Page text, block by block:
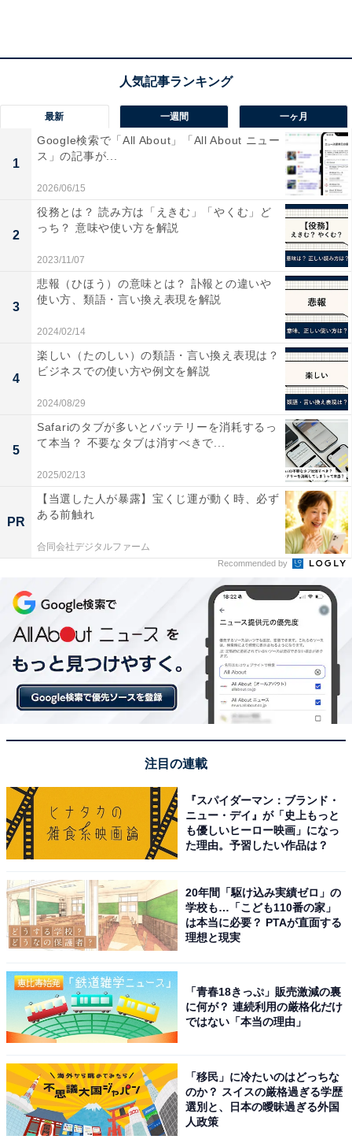
希望年収は「401万円以上」が過半数
キャプションヤングキャリアと第二新卒の「希望年収​​​​​」​
転職後の希望年収について、ヤングキャリアの過半数が
「401万円以上」と回答。「501万円以上」を希望する割
一方で、第二新卒は「301万円～400万円」（33.8％）が
最多でした。次いで「401万円以上」（30.6％）と続く
結果に。同じ20代でも、社会人の経験年数によって希望
＞＞次ページ：転職後の年収、何万円アップが希望？
【おすすめ記事】
・
「月収25万円で出社勤務」VS「月収18万円でテレワー
ク勤務」5.6倍の大差で勝ったのは？
・
4000人調査「仕事を辞めたいと思ったことアリ」8割以
上。Z世代のみ「給与」が理由1位、その他世代は？
・
女性が「転職で役立たなかったと思う資格」 2位「英
検」を抑えた圧倒的1位は？
・
「仕事がつまらない瞬間」ランキング！ 2位「評価・感
・
「自分の会社の好きなところ」ランキング！ 2位「休日
のとりやすさ」、1位は？
最新 一週間 一ヶ月
1
Google検索で「All About」「All About ニュー
ス」の記事が...
2026/06/15
2
役務とは？ 読み方は「えきむ」「やくむ」ど
っち？ 意味や使い方を解説
2023/11/07
3
悲報（ひほう）の意味とは？ 訃報との違いや
使い方、類語・言い換え表現を解説
2024/02/14
4
楽しい（たのしい）の類語・言い換え表現は？
ビジネスでの使い方や例文を解説
2024/08/29
5
Safariのタブが多いとバッテリーを消耗するっ
て本当？ 不要なタブは消すべきで...
2025/02/13
PR
【当選した人が暴露】宝くじ運が動く時、必ず
ある前触れ
合同会社デジタルファーム
Recommended by
注目の連載
『スパイダーマン：ブランド・
ニュー・デイ』が「史上もっと
も優しいヒーロー映画」になっ
た理由。予習したい作品は？
20年間「駆け込み実績ゼロ」の
学校も…「こども110番の家」
は本当に必要？ PTAが直面する
理想と現実
「青春18きっぷ」販売激減の裏
に何が？ 連続利用の厳格化だけ
ではない「本当の理由」
「移民」に冷たいのはどっちな
のか？ スイスの厳格過ぎる学歴
選別と、日本の曖昧過ぎる外国
人政策